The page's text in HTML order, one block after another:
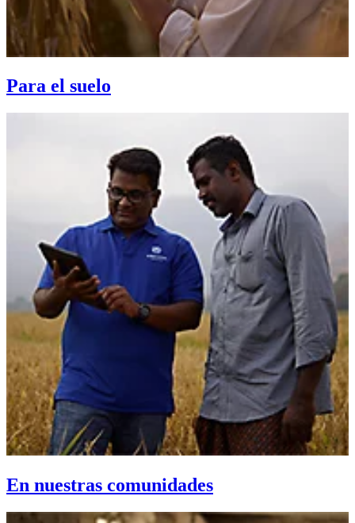
Para el suelo
En nuestras comunidades